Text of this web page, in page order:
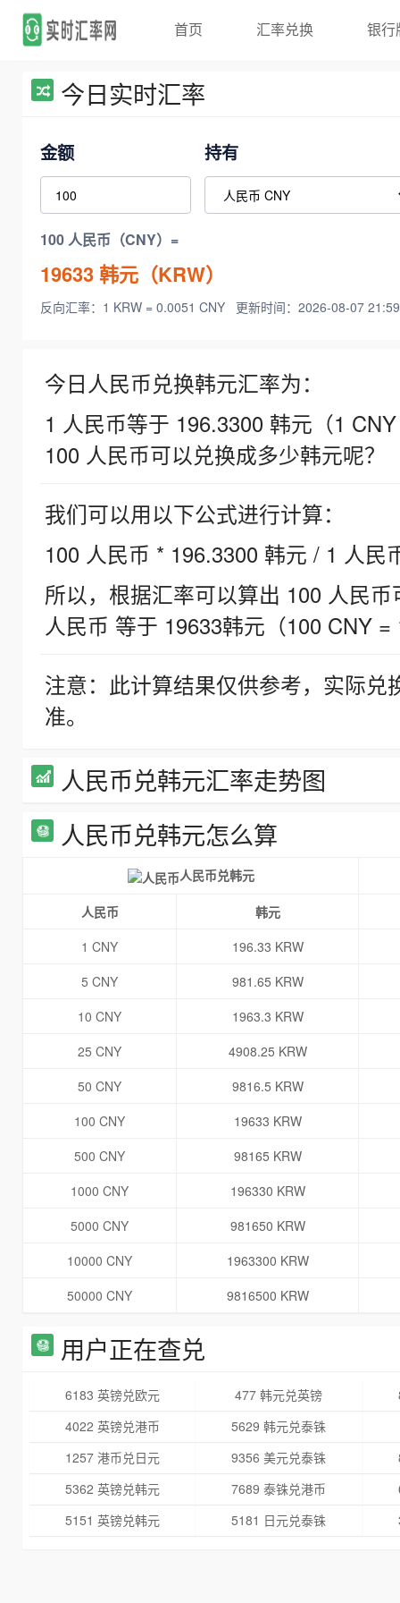
首页 汇率兑换 银行
今日实时汇率
金额 持有
100 人民币（CNY）=
19633韩元（KRW）
反向汇率：1 KRW = 0.0051 CNY 更新时间：2026-08-07
今日人民币兑换韩元汇率为：
1 人民币等于 196.3300 韩元（1
100 人民币可以兑换成多少韩元呢？
我们可以用以下公式进行计算：
100 人民币 * 196.3300 韩元 / 1 人民
所以，根据汇率可以算出 100 人民
人民币 等于 19633韩元（100 CNY =
注意：此计算结果仅供参考，实际
准。
人民币兑韩元汇率走势图
人民币兑韩元怎么算
人民币兑韩元
人民币
韩元
1 CNY
196.33 KRW
5 CNY
981.65 KRW
10 CNY
1963.3 KRW
25 CNY
4908.25 KRW
50 CNY
9816.5 KRW
100 CNY
19633 KRW
500 CNY
98165 KRW
1000 CNY
196330 KRW
5000 CNY
981650 KRW
10000 CNY
1963300 KRW
50000 CNY
9816500 KRW
用户正在查兑
6183 英镑兑欧元 477 韩元兑英镑
4022 英镑兑港币
5629 韩元兑泰铢
1257 港币兑日元
9356 美元兑泰铢
5362 英镑兑韩元
7689 泰铢兑港币
5151 英镑兑韩元
5181 日元兑泰铢